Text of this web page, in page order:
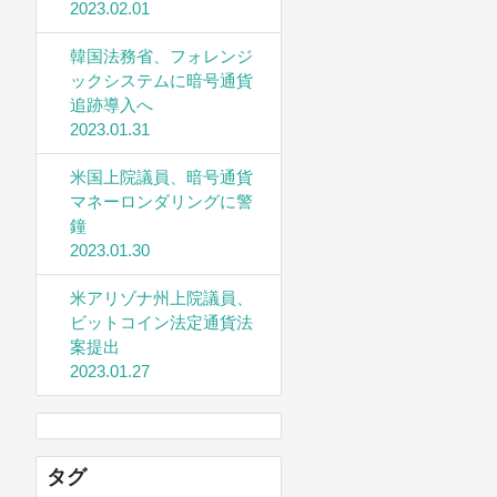
2023.02.01
韓国法務省、フォレンジ
ックシステムに暗号通貨
追跡導入へ
2023.01.31
米国上院議員、暗号通貨
マネーロンダリングに警
鐘
2023.01.30
米アリゾナ州上院議員、
ビットコイン法定通貨法
案提出
2023.01.27
タグ